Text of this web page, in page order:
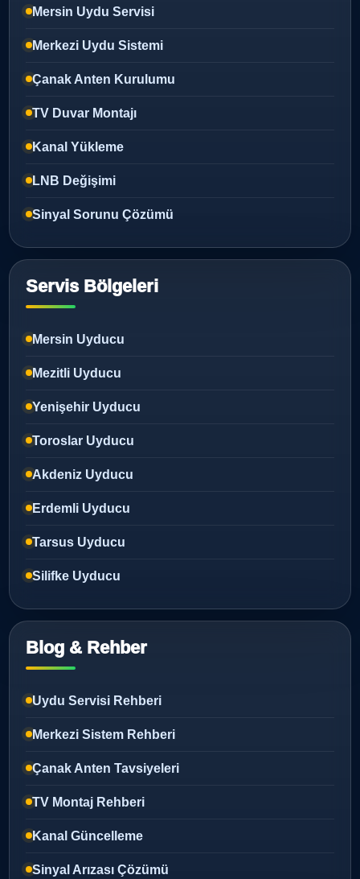
Mersin Uydu Servisi
Merkezi Uydu Sistemi
Çanak Anten Kurulumu
TV Duvar Montajı
Kanal Yükleme
LNB Değişimi
Sinyal Sorunu Çözümü
Servis Bölgeleri
Mersin Uyducu
Mezitli Uyducu
Yenişehir Uyducu
Toroslar Uyducu
Akdeniz Uyducu
Erdemli Uyducu
Tarsus Uyducu
Silifke Uyducu
Blog & Rehber
Uydu Servisi Rehberi
Merkezi Sistem Rehberi
Çanak Anten Tavsiyeleri
TV Montaj Rehberi
Kanal Güncelleme
Sinyal Arızası Çözümü